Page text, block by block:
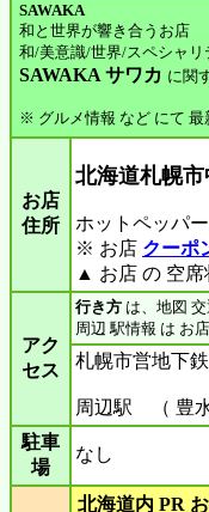
SAWAKA
和と世界が響き合うお店
和/美意識/世界/スペシャ
SAWAKA サワカ に関
※ グルメ情報 など にて 最
お店
住所
北海道札幌市
ホットペッパ
※ お店 クーポ
▲ お店 の 空
アク
セス
行き方 は、地図
周辺 駅情報 は お
札幌市営地下
周辺駅 （ 豊水
駐車
場
なし
北海道内 PR